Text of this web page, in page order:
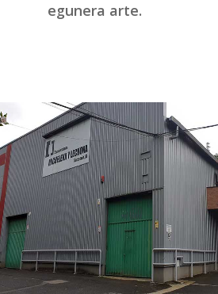
egunera arte.